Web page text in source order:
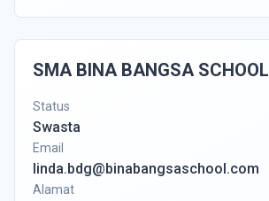
SMA BINA BANGSA SCHOOL
Status
Swasta
Email
linda.bdg@binabangsaschool.com
Alamat